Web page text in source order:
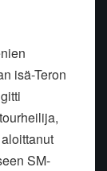
isä-Teron
SM-